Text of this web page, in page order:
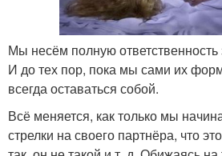
Мы несём полную
И до тех пор, пока мы сами их
всегда оставаться собой.
Всё меняется, как только мы
стрелки на своего партнёра, что